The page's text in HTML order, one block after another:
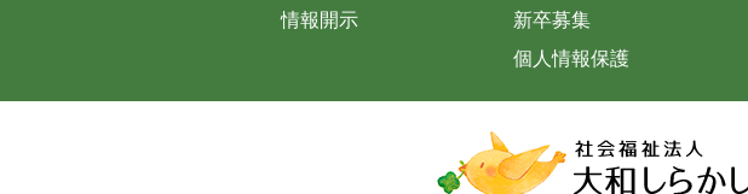
情報開示
新卒募集
個人情報保護